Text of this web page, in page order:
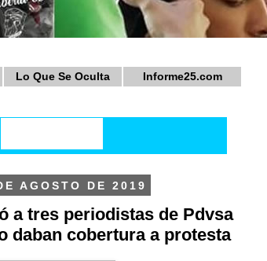
Lo Que Se Oculta Informe25.com
AGOSTO DE 2019
a tres periodistas de Pdvsa
daban cobertura a protesta